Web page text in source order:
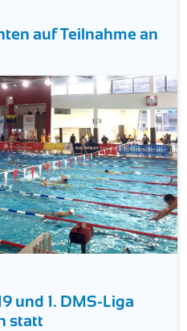
auf Teilnahme an
und 1. DMS-Liga
statt